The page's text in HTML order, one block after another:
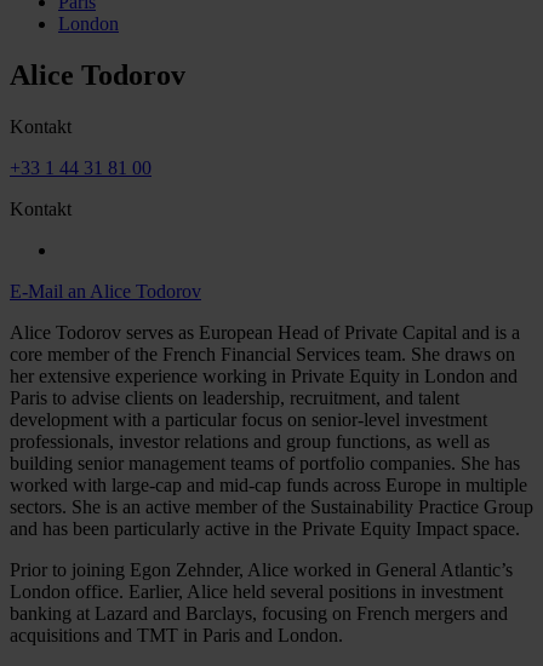
London
Alice Todorov
Kontakt
+33 1 44 31 81 00
Kontakt
E-Mail an Alice Todorov
Alice Todorov serves as European Head of Private Capital and is a
core member of the French Financial Services team. She draws on
her extensive experience working in Private Equity in London and
Paris to advise clients on leadership, recruitment, and talent
development with a particular focus on senior-level investment
professionals, investor relations and group functions, as well as
building senior management teams of portfolio companies. She has
worked with large-cap and mid-cap funds across Europe in multiple
sectors. She is an active member of the Sustainability Practice Group
and has been particularly active in the Private Equity Impact space.
Prior to joining Egon Zehnder, Alice worked in General Atlantic’s
London office. Earlier, Alice held several positions in investment
banking at Lazard and Barclays, focusing on French mergers and
acquisitions and TMT in Paris and London.